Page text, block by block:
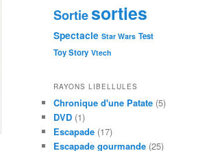
Sortiesorties
Spectacle Star Wars Test
Toy Story Vtech
RAYONS LIBELLULES
Chronique d'une Patate (5)
DVD (1)
Escapade (17)
Escapade gourmande (25)